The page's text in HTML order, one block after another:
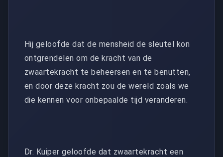
Hij geloofde dat de mensheid de sleutel kon
ontgrendelen om de kracht van de
zwaartekracht te beheersen en te benutten,
en door deze kracht zou de wereld zoals we
die kennen voor onbepaalde tijd veranderen.
Dr. Kuiper geloofde dat zwaartekracht een